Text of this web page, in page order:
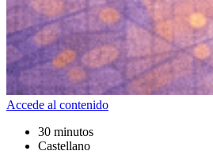
Accede al contenido
30 minutos
Castellano